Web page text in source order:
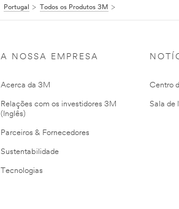
Portugal Todos os Produtos 3M
A NOSSA EMPRESA
Acerca da 3M
Relações com os investidores 3M
(Inglês)
Parceiros & Fornecedores
Sustentabilidade
Tecnologias
Centro
Sala de